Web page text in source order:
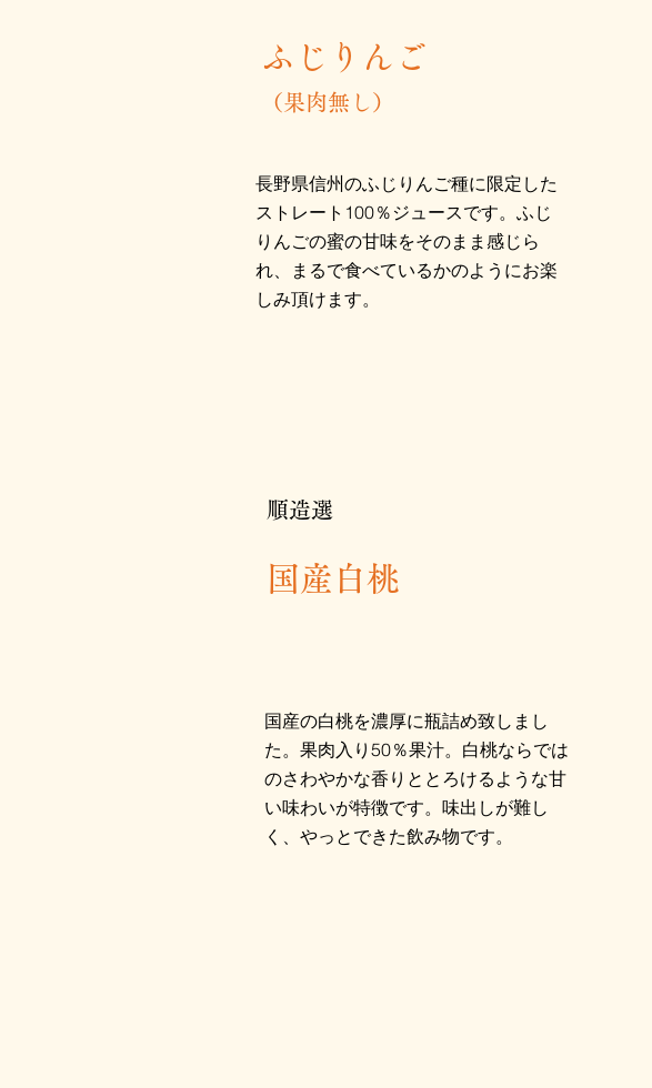
​ふじりんご
（果肉無し）
長野県信州のふじりんご種に限定した
ストレート100％ジュースです。ふじ
りんごの蜜の甘味をそのまま感じら
れ、まるで食べているかのようにお楽
しみ頂けます。
順造選
国産白桃
国産の白桃を濃厚に瓶詰め致しまし
た。果肉入り50％果汁。白桃ならでは
のさわやかな香りととろけるような甘
い味わいが特徴です。味出しが難し
く、やっとできた飲み物です。